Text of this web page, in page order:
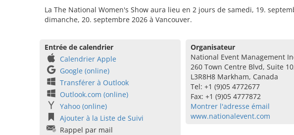
La The National Women's Show aura lieu en 2 jours de samedi, 19.
dimanche, 20. septembre 2026 à Vancouver.
Entrée de calendrier
Calendrier Apple
Google (online)
Transférer à Outlook
Outlook.com (online)
Yahoo (online)
Ajouter à la Liste de Suivi
Rappel par mail
Organisateur
National Event Management
260 Town Centre Blvd, Suite
L3R8H8 Markham, Canada
Tel: +1 (9)05 4772677
Fax: +1 (9)05 4777872
Montrer l'adresse émail
www.nationalevent.com